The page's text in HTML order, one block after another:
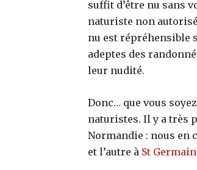
suffit d’être nu sans
naturiste non
nu est répréhensible
adeptes des
leur nudité.
Donc… que vous
naturistes. Il y a très
Normandie : nous en
et l’autre à St